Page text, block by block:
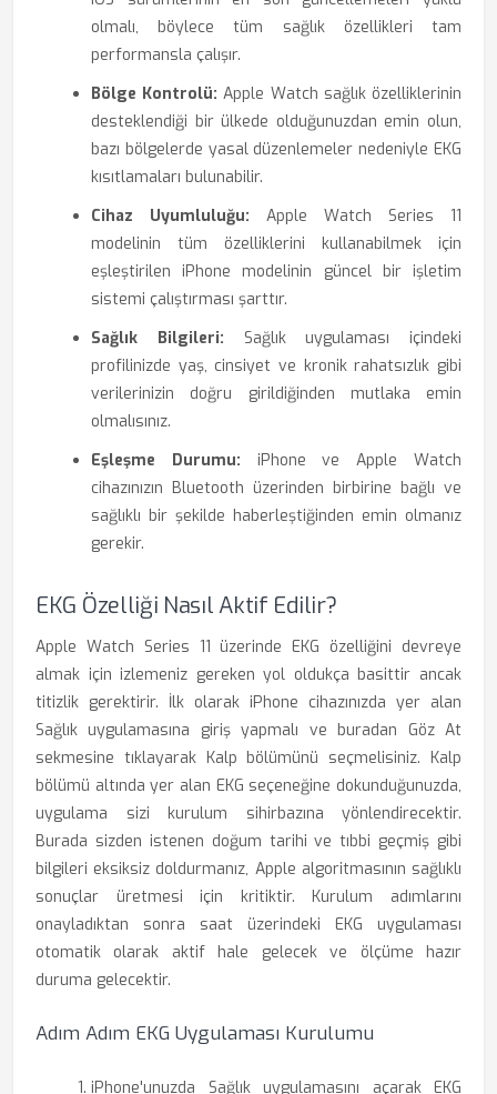
olmalı, böylece tüm sağlık özellikleri tam
performansla çalışır.
Bölge Kontrolü: Apple Watch sağlık özelliklerinin
desteklendiği bir ülkede olduğunuzdan emin olun,
bazı bölgelerde yasal düzenlemeler nedeniyle EKG
kısıtlamaları bulunabilir.
Cihaz Uyumluluğu: Apple Watch Series 11
modelinin tüm özelliklerini kullanabilmek için
eşleştirilen iPhone modelinin güncel bir işletim
sistemi çalıştırması şarttır.
Sağlık Bilgileri: Sağlık uygulaması içindeki
profilinizde yaş, cinsiyet ve kronik rahatsızlık gibi
verilerinizin doğru girildiğinden mutlaka emin
olmalısınız.
Eşleşme Durumu: iPhone ve Apple Watch
cihazınızın Bluetooth üzerinden birbirine bağlı ve
sağlıklı bir şekilde haberleştiğinden emin olmanız
gerekir.
EKG Özelliği Nasıl Aktif Edilir?
Apple Watch Series 11 üzerinde EKG özelliğini devreye
almak için izlemeniz gereken yol oldukça basittir ancak
titizlik gerektirir. İlk olarak iPhone cihazınızda yer alan
Sağlık uygulamasına giriş yapmalı ve buradan Göz At
sekmesine tıklayarak Kalp bölümünü seçmelisiniz. Kalp
bölümü altında yer alan EKG seçeneğine dokunduğunuzda,
uygulama sizi kurulum sihirbazına yönlendirecektir.
Burada sizden istenen doğum tarihi ve tıbbi geçmiş gibi
bilgileri eksiksiz doldurmanız, Apple algoritmasının sağlıklı
sonuçlar üretmesi için kritiktir. Kurulum adımlarını
onayladıktan sonra saat üzerindeki EKG uygulaması
otomatik olarak aktif hale gelecek ve ölçüme hazır
duruma gelecektir.
Adım Adım EKG Uygulaması Kurulumu
iPhone'unuzda Sağlık uygulamasını açarak EKG